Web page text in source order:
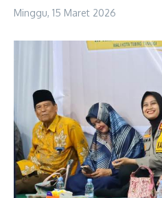
Minggu, 15 Maret 2026